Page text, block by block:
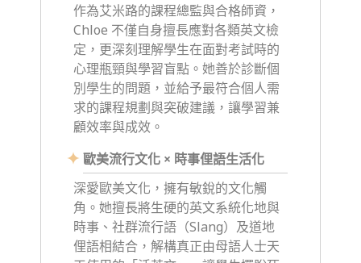
作為艾米路的課程總監與合格師資，
Chloe 不僅自身擅長應對各類英文檢
定，更深刻理解學生在面對考試時的
心理瓶頸與學習盲點。她善於診斷個
別學生的問題，並給予最符合個人需
求的課程規劃與突破建議，讓學習兼
顧效率與成效。
歐美流行文化 × 時事俚語生活化
深愛歐美文化，擁有敏銳的文化觸
角。她擅長將生硬的英文系統化地與
時事、社群流行語（Slang）及道地
俚語相結合，解構真正由母語人士天